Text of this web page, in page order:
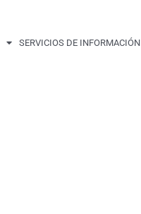
SERVICIOS DE INFORMACIÓN